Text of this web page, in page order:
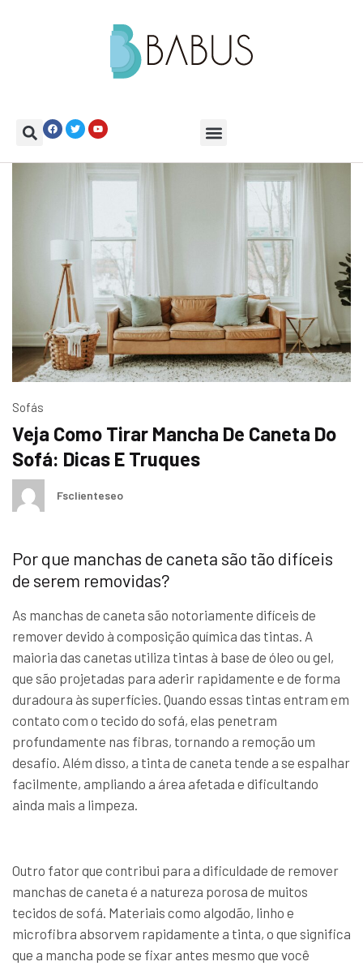
Sofás
Veja Como Tirar Mancha De Caneta Do
Sofá: Dicas E Truques
Fsclienteseo
Por que manchas de caneta são tão difíceis
de serem removidas?
As manchas de caneta são notoriamente difíceis de
remover devido à composição química das tintas. A
maioria das canetas utiliza tintas à base de óleo ou gel,
que são projetadas para aderir rapidamente e de forma
duradoura às superfícies. Quando essas tintas entram em
contato com o tecido do sofá, elas penetram
profundamente nas fibras, tornando a remoção um
desafio. Além disso, a tinta de caneta tende a se espalhar
facilmente, ampliando a área afetada e dificultando
ainda mais a limpeza.
Outro fator que contribui para a dificuldade de remover
manchas de caneta é a natureza porosa de muitos
tecidos de sofá. Materiais como algodão, linho e
microfibra absorvem rapidamente a tinta, o que significa
que a mancha pode se fixar antes mesmo que você